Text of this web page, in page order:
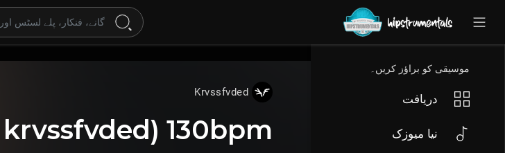
موسیقی کو براؤز کریں۔
دریافت
نیا میوزک
Krvssfvded
130bpm